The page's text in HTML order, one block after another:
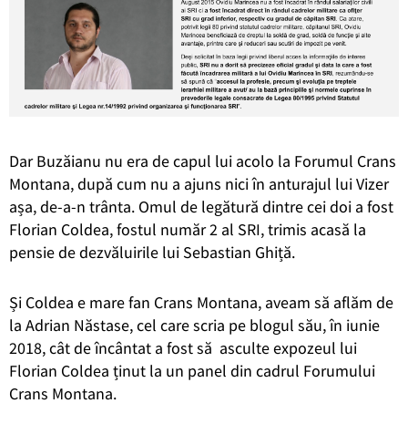
Dar Buzăianu nu era de capul lui acolo la Forumul Crans
Montana, după cum nu a ajuns nici în anturajul lui Vizer
așa, de-a-n trânta. Omul de legătură dintre cei doi a fost
Florian Coldea, fostul număr 2 al SRI, trimis acasă la
pensie de dezvăluirile lui Sebastian Ghiță.
Și Coldea e mare fan Crans Montana, aveam să aflăm de
la Adrian Năstase, cel care scria pe blogul său, în iunie
2018, cât de încântat a fost să asculte expozeul lui
Florian Coldea ținut la un panel din cadrul Forumului
Crans Montana.